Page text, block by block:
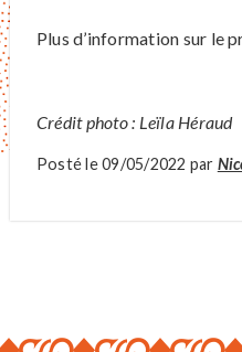
Plus d’information sur le
Crédit photo : Leïla Héraud
Posté le 09/05/2022 par